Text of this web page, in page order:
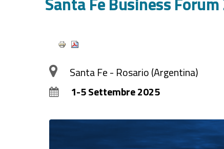
Santa Fe - Rosario (Argentina)
1-5 Settembre 2025